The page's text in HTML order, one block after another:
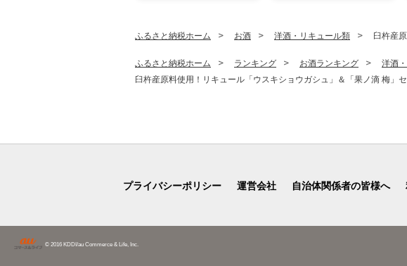
ふるさと納税ホーム お酒 洋酒・リキュール類 臼杵産
ふるさと納税ホーム ランキング お酒ランキング
洋酒
臼杵産原料使用！リキュール「ウスキショウガシュ」＆「果ノ滴 梅」セ
プライバシーポリシー 運営会社 自治体関係者の皆様へ
© 2016 KDDI/au Commerce & Life, Inc.